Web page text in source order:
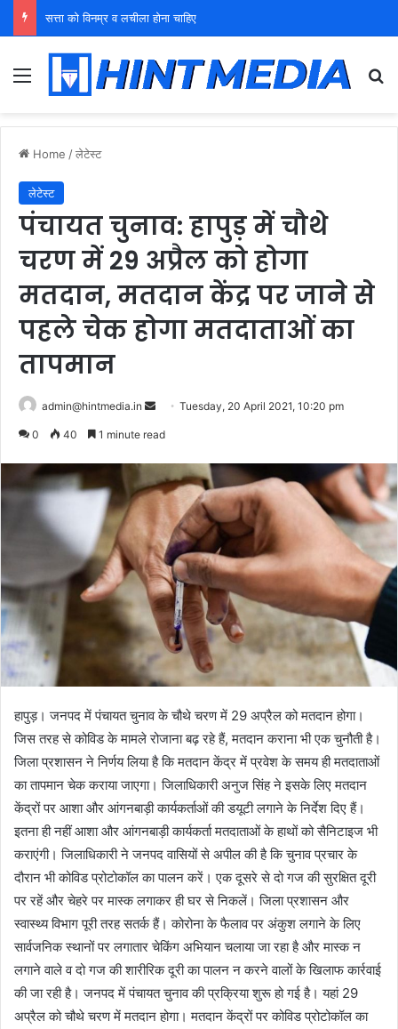
युवा शक्ति को पहचाने बूढ़ा नेतृत्व
Menu
Home /लेटेस्ट
लेटेस्ट
पंचायत चुनाव: हापुड़ में चौथे
चरण में 29 अप्रैल को होगा
मतदान, मतदान केंद्र पर जाने से
पहले चेक होगा मतदाताओं का
तापमान
admin@hintmedia.in
SendTuesday, 20 April 2021, 10:20 pm
0 40 1 minute read
हापुड़। जनपद में पंचायत चुनाव के चौथे चरण में 29 अप्रैल को मतदान होगा।
जिस तरह से कोविड के मामले रोजाना बढ़ रहे हैं, मतदान कराना भी एक चुनौती है।
जिला प्रशासन ने निर्णय लिया है कि मतदान केंद्र में प्रवेश के समय ही मतदाताओं
का तापमान चेक कराया जाएगा। जिलाधिकारी अनुज सिंह ने इसके लिए मतदान
केंद्रों पर आशा और आंगनबाड़ी कार्यकर्ताओं की डयूटी लगाने के निर्देश दिए हैं।
इतना ही नहीं आशा और आंगनबाड़ी कार्यकर्ता मतदाताओं के हाथों को सैनिटाइज भी
कराएंगी। जिलाधिकारी ने जनपद वासियों से अपील की है कि चुनाव प्रचार के
दौरान भी कोविड प्रोटोकॉल का पालन करें। एक दूसरे से दो गज की सुरक्षित दूरी
पर रहें और चेहरे पर मास्क लगाकर ही घर से निकलें। जिला प्रशासन और
स्वास्थ्य विभाग पूरी तरह सतर्क हैं। कोरोना के फैलाव पर अंकुश लगाने के लिए
सार्वजनिक स्थानों पर लगातार चेकिंग अभियान चलाया जा रहा है और मास्क न
लगाने वाले व दो गज की शारीरिक दूरी का पालन न करने वालों के खिलाफ कार्रवाई
की जा रही है। जनपद में पंचायत चुनाव की प्रक्रिया शुरू हो गई है। यहां 29
अप्रैल को चौथे चरण में मतदान होगा। मतदान केंद्रों पर कोविड प्रोटोकॉल का